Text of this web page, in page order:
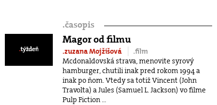
.časopis
Magor od filmu
.zuzana Mojžišová
.film
Mcdonaldovská strava, menovite syrový
hamburger, chutili inak pred rokom 1994 a
inak po ňom. Vtedy sa totiž Vincent (John
Travolta) a Jules (Samuel L. Jackson) vo filme
Pulp Fiction ...